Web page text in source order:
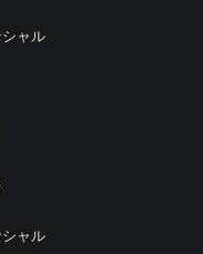
ャル
ャル